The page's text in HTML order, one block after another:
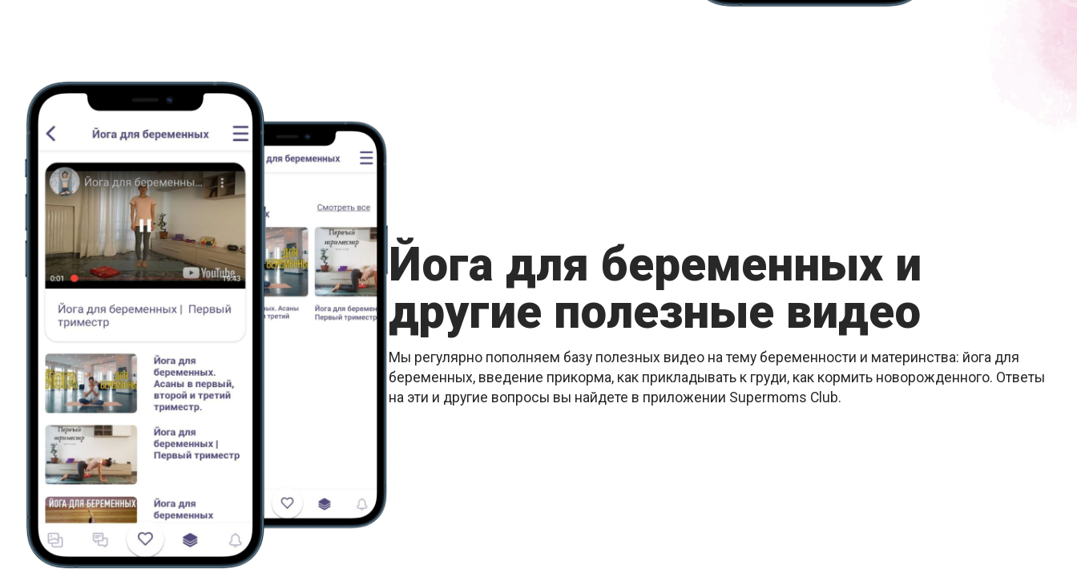
Йога для беременных и
другие полезные видео
Мы регулярно пополняем базу полезных видео на тему беременности и материнства: йога для
беременных, введение прикорма, как прикладывать к груди, как кормить новорожденного. Ответы
на эти и другие вопросы вы найдете в приложении Supermoms Club.